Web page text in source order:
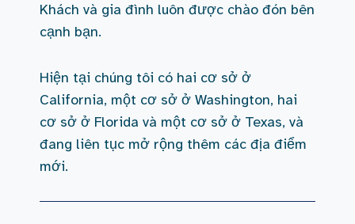
Khách và gia đình luôn được chào đón bên
cạnh bạn.
Hiện tại chúng tôi có hai cơ sở ở
California, một cơ sở ở Washington, hai
cơ sở ở Florida và một cơ sở ở Texas, và
đang liên tục mở rộng thêm các địa điểm
mới.